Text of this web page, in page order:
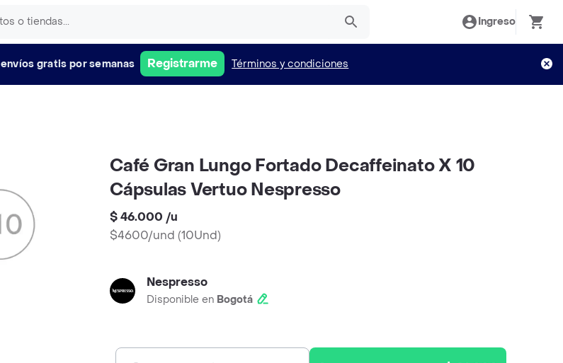
Ingreso
envíos gratis por semanas Registrarme Términos y condiciones
Café Gran Lungo Fortado Decaffeinato X 10
Cápsulas Vertuo Nespresso
$ 46.000 /u
$4600/und (10Und)
Nespresso
Disponible en Bogotá